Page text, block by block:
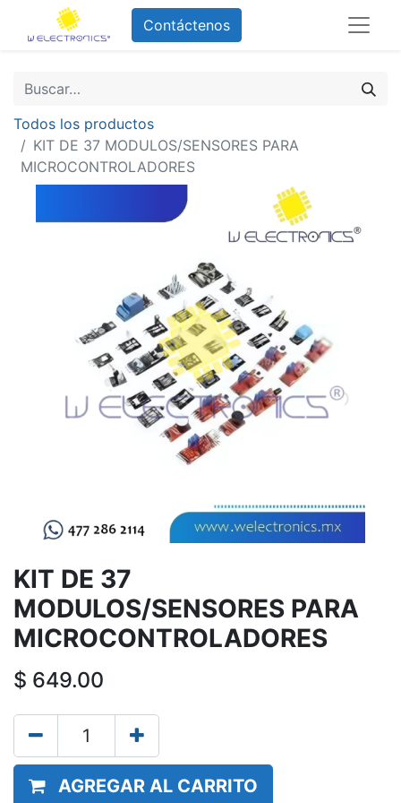
Contáctenos
Todos los productos
KIT DE 37 MODULOS/SENSORES PARA
MICROCONTROLADORES
KIT DE 37
MODULOS/SENSORES PARA
MICROCONTROLADORES
$ 649.00
AGREGAR AL CARRITO